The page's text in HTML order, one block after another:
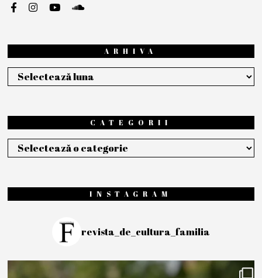
ARHIVA
Arhiva
CATEGORII
Categorii
INSTAGRAM
revista_de_cultura_familia